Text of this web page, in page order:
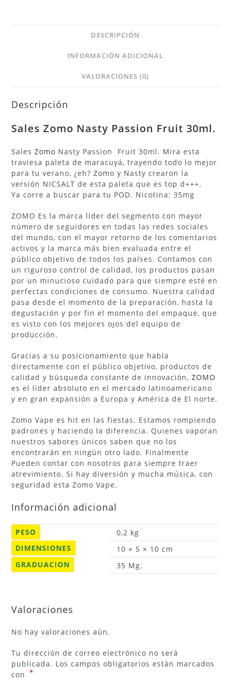
DESCRIPCIÓN
INFORMACIÓN ADICIONAL
VALORACIONES (0)
Descripción
SalesZomo Nasty Passion Fruit 30ml.
SalesZomo Nasty Passion Fruit 30ml. Mira esta
traviesa paleta de maracuyá, trayendo todo lo mejor
para tu verano, ¿eh? Zomo y Nasty crearon la
versión NICSALT de esta paleta que es top d+++.
Ya corre a buscar para tu POD. Nicotina: 35mg
ZOMO Es la marca líder del segmento con mayor
número de seguidores en todas las redes sociales
del mundo, con el mayor retorno de los comentarios
activos y la marca más bien evaluada entre el
público objetivo de todos los países. Contamos con
un riguroso control de calidad, los productos pasan
por un minucioso cuidado para que siempre esté en
perfectas condiciones de consumo. Nuestra calidad
pasa desde el momento de la preparación, hasta la
degustación y por fin el momento del empaque, que
es visto con los mejores ojos del equipo de
producción.
Gracias a su posicionamiento que habla
directamente con el público objetivo, productos de
calidad y búsqueda constante de innovación,ZOMO
es el líder absoluto en el mercado latinoamericano
y en gran expansión a Europa y América de El norte.
Zomo Vape es hit en las fiestas. Estamos rompiendo
padrones y haciendo la diferencia. Quienes vaporan
nuestros sabores únicos saben que no los
encontrarán en ningún otro lado. Finalmente
Pueden contar con nosotros para siempre traer
atrevimiento. Si hay diversión y mucha música, con
seguridad esta Zomo Vape.
Información adicional
PESO
0,2 kg
DIMENSIONES
10 × 5 × 10 cm
GRADUACION
35 Mg.
Valoraciones
No hay valoraciones aún.
Tu dirección de correo electrónico no será
publicada. Los campos obligatorios están marcados
con *